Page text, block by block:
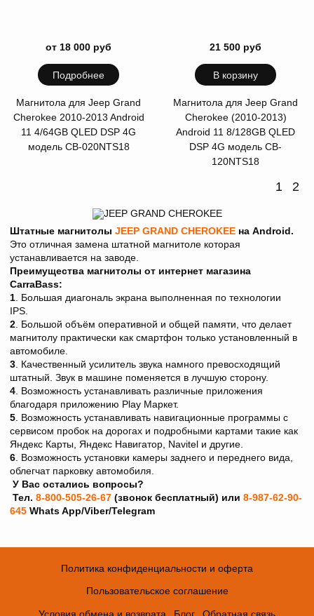
от 18 000 руб
Подробнее
Магнитола для Jeep Grand
Cherokee 2010-2013 Android
11 4/64GB QLED DSP 4G
модель CB-020NTS18
21 500 руб
В корзину
Магнитола для Jeep Grand
Cherokee (2010-2013)
Android 11 8/128GB QLED
DSP 4G модель CB-
120NTS18
1 2
Штатные магнитолы JEEP GRAND CHEROKEE на Android.
Это отличная замена штатной магнитоле которая
устанавливается на заводе.
Преимущества магнитолы от интернет магазина
CarraBass:
1 . Большая диагональ экрана выполненная по технологии
IPS.
2 . Большой объём оперативной и общей памяти, что делает
магнитолу практически как смартфон только установленный в
автомобиле.
3 . Качественный усилитель звука намного превосходящий
штатный. Звук в машине поменяется в лучшую сторону.
4 . Возможность устанавливать различные приложения
благодаря приложению Play Maркет.
5 . Возможность устанавливать навигационные программы с
сервисом пробок на дорогах и подробными картами такие как
Яндекс Карты, Яндекс Навигатор, Navitel и другие.
6 . Возможность установки камеры заднего и переднего вида,
облегчат парковку автомобиля.
У Вас остались вопросы?
Тел. 8-800-505-26-67 (звонок бесплатный) или 8-987-62-90-
645 Whats App/Viber/Telegram
Политика конфиденциальности и оферта
Пользовательское соглашение
Условия обмена и возврата Блог Обратная связь